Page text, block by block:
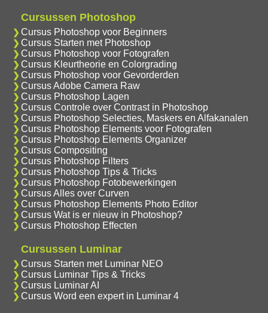
Cursussen Photoshop
Cursus Photoshop voor Beginners
Cursus Starten met Photoshop
Cursus Photoshop voor Fotografen
Cursus Kleurtheorie en Colorgrading
Cursus Photoshop voor Gevorderden
Cursus Adobe Camera Raw
Cursus Photoshop Lagen
Cursus Controle over Contrast in Photoshop
Cursus Photoshop Selecties, Maskers en Alfakanalen
Cursus Photoshop Elements voor Fotografen
Cursus Photoshop Elements Organizer
Cursus Compositing
Cursus Photoshop Filters
Cursus Photoshop Tips & Tricks
Cursus Photoshop Fotobewerkingen
Cursus Alles over Curven
Cursus Photoshop Elements Photo Editor
Cursus Wat is er nieuw in Photoshop?
Cursus Photoshop Effecten
Cursussen Luminar
Cursus Starten met Luminar NEO
Cursus Luminar Tips & Tricks
Cursus Luminar AI
Cursus Word een expert in Luminar 4